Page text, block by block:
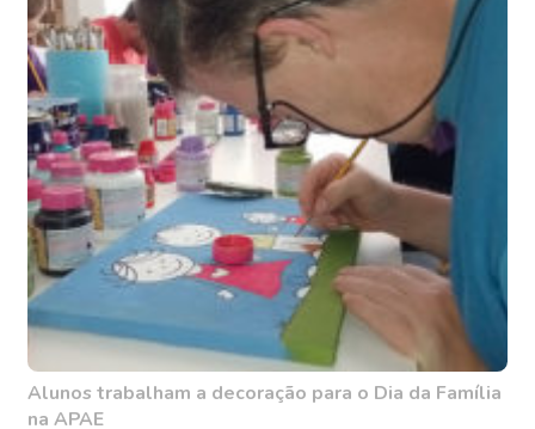
Alunos trabalham a decoração para o Dia da Família
na APAE